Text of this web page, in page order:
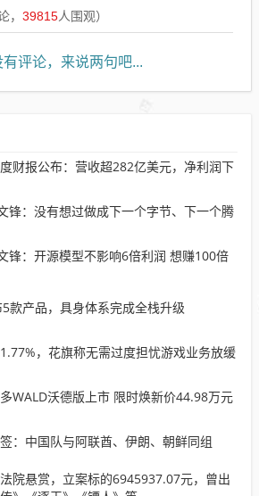
， 39815人围观）
评论，来说两句吧...
财报公布：营收超282亿美元，净利润下
锋：没有想过做成下一个字节、下一个腾
锋：开源模型不影响6倍利润 想赚100倍
款产品，具身体系完成全栈升级
，花旗称无需过度担忧游戏业务放缓
WALD沃德版上市 限时焕新价44.98万元
：中国队与阿联酋、伊朗、朝鲜同组
院悬赏，立案标的6945937.07元，曾出